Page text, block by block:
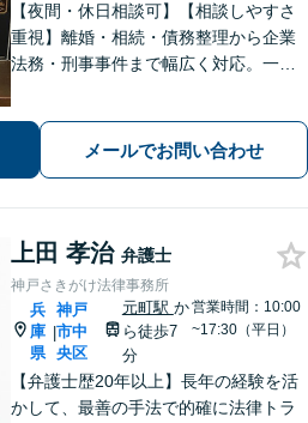
【夜間・休日相談可】【相談しやすさ
重視】離婚・相続・債務整理から企業
法務・刑事事件まで幅広く対応。一般
（海事補佐人）にも対応可能です。
メールでお問い合わせ
上田 孝治 弁護士
神戸さきがけ法律事務所
兵
庫
県
|
神戸
市中
央区
元町駅 か
ら徒歩7
分
営業時間：10:00
~17:30（平日）
【弁護士歴20年以上】長年の経験を活
かして、最善の手法で的確に法律トラ